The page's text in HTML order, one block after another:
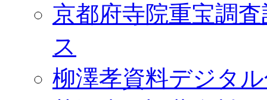
京都府寺院重宝調
ス
柳澤孝資料デジタ